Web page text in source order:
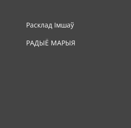
Расклад Імшаў
РАДЫЁ МАРЫЯ